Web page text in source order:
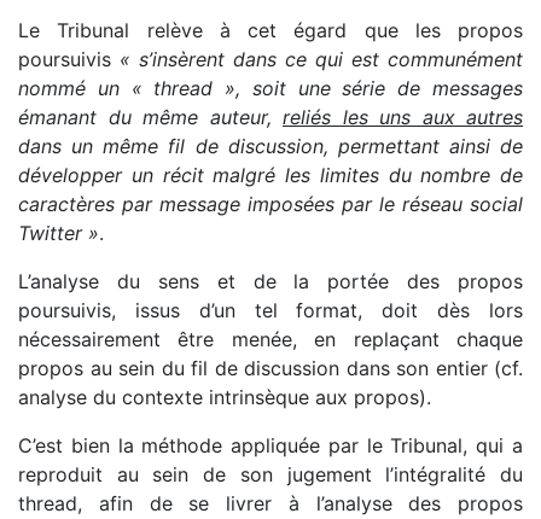
Le Tribunal relève à cet égard que les propos
poursuivis « s’insèrent dans ce qui est communément
nommé un « thread », soit une série de messages
émanant du même auteur, reliés les uns aux autres
dans un même fil de discussion, permettant ainsi de
développer un récit malgré les limites du nombre de
caractères par message imposées par le réseau social
Twitter ».
L’analyse du sens et de la portée des propos
poursuivis, issus d’un tel format, doit dès lors
nécessairement être menée, en replaçant chaque
propos au sein du fil de discussion dans son entier (cf.
analyse du contexte intrinsèque aux propos).
C’est bien la méthode appliquée par le Tribunal, qui a
reproduit au sein de son jugement l’intégralité du
thread, afin de se livrer à l’analyse des propos